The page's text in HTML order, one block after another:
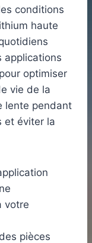
conditions
haute
applications
optimiser
vie de la
lente pendant
et éviter la
votre
pièces